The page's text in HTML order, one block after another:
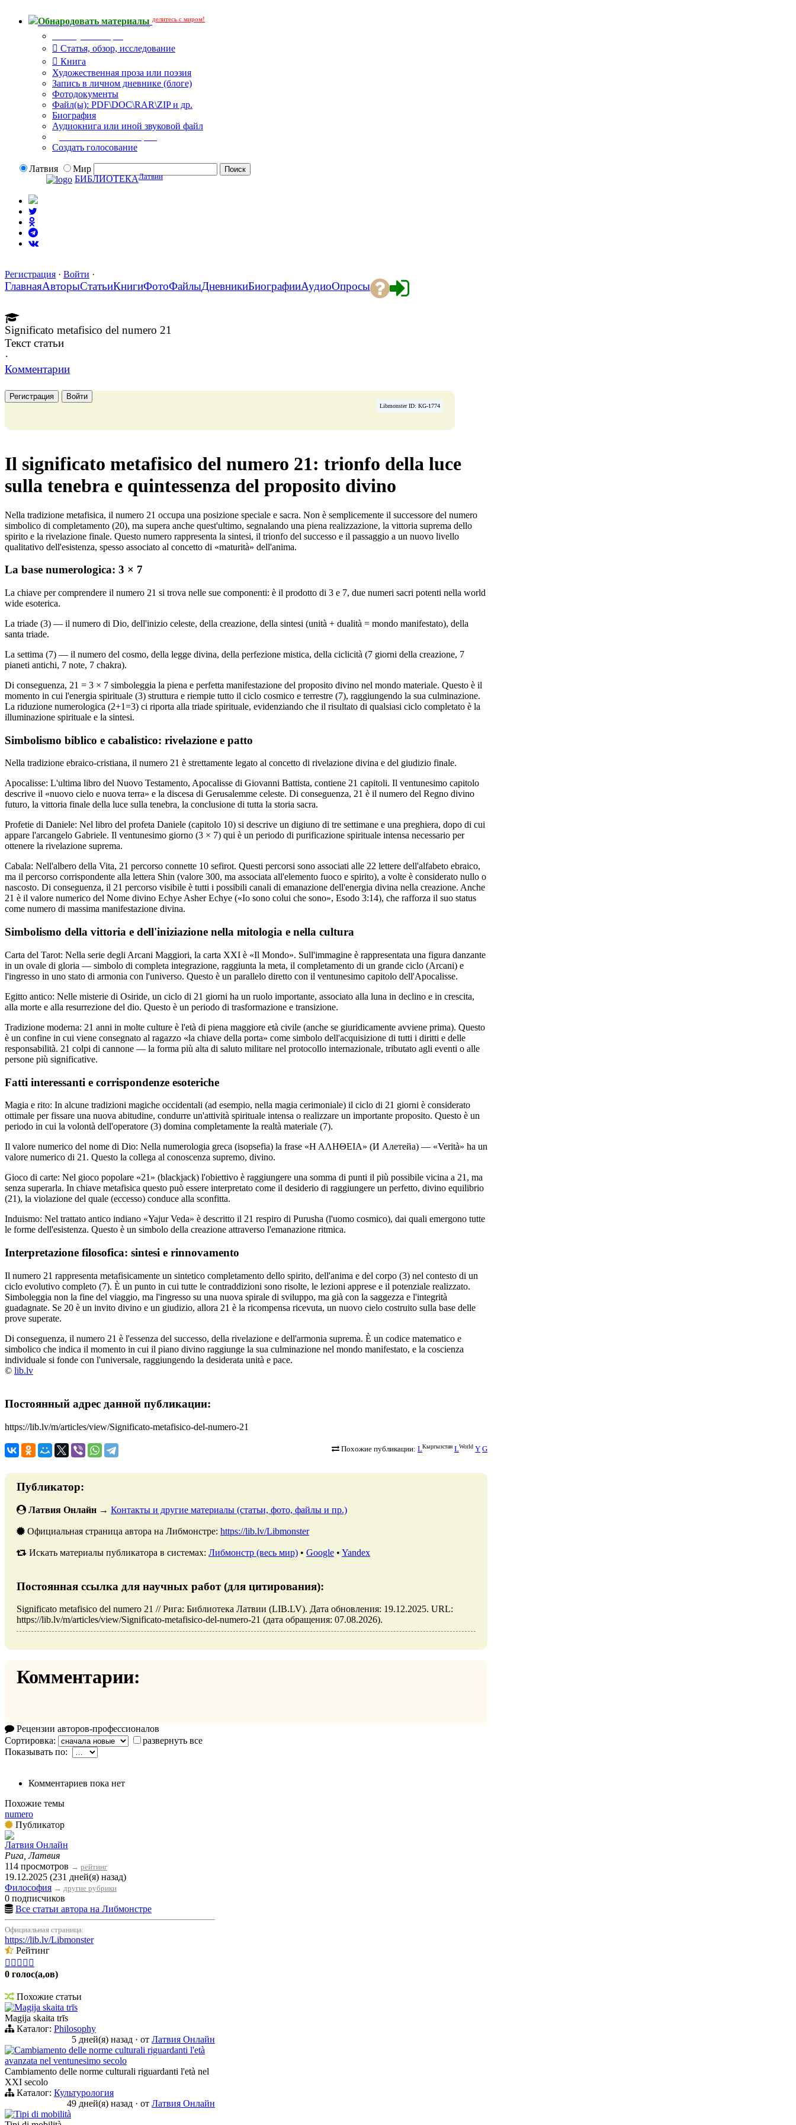
Обнародовать материалы делитесь с миром!
Статья, обзор, исследование
Книга
Художественная проза или поэзия
Запись в личном дневнике (блоге)
Фотодокументы
Файл(ы): PDF\DOC\RAR\ZIP и др.
Биография
Аудиокнига или иной звуковой файл
Создать голосование
Латвия
Мир
БИБЛИОТЕКАЛатвии
Регистрация · Войти ·
ГлавнаяАвторыСтатьиКнигиФотоФайлыДневникиБиографииАудиоОпросы
Significato metafisico del numero 21
Текст статьи
·
Комментарии
Регистрация Войти
Libmonster ID: KG-1774
Il significato metafisico del numero 21: trionfo della luce
sulla tenebra e quintessenza del proposito divino
Nella tradizione metafisica, il numero 21 occupa una posizione speciale e sacra. Non è semplicemente il successore del numero
simbolico di completamento (20), ma supera anche quest'ultimo, segnalando una piena realizzazione, la vittoria suprema dello
spirito e la rivelazione finale. Questo numero rappresenta la sintesi, il trionfo del successo e il passaggio a un nuovo livello
qualitativo dell'esistenza, spesso associato al concetto di «maturità» dell'anima.
La base numerologica: 3 × 7
La chiave per comprendere il numero 21 si trova nelle sue componenti: è il prodotto di 3 e 7, due numeri sacri potenti nella world
wide esoterica.
La triade (3) — il numero di Dio, dell'inizio celeste, della creazione, della sintesi (unità + dualità = mondo manifestato), della
santa triade.
La settima (7) — il numero del cosmo, della legge divina, della perfezione mistica, della ciclicità (7 giorni della creazione, 7
pianeti antichi, 7 note, 7 chakra).
Di conseguenza, 21 = 3 × 7 simboleggia la piena e perfetta manifestazione del proposito divino nel mondo materiale. Questo è il
momento in cui l'energia spirituale (3) struttura e riempie tutto il ciclo cosmico e terrestre (7), raggiungendo la sua culminazione.
La riduzione numerologica (2+1=3) ci riporta alla triade spirituale, evidenziando che il risultato di qualsiasi ciclo completato è la
illuminazione spirituale e la sintesi.
Simbolismo biblico e cabalistico: rivelazione e patto
Nella tradizione ebraico-cristiana, il numero 21 è strettamente legato al concetto di rivelazione divina e del giudizio finale.
Apocalisse: L'ultima libro del Nuovo Testamento, Apocalisse di Giovanni Battista, contiene 21 capitoli. Il ventunesimo capitolo
descrive il «nuovo cielo e nuova terra» e la discesa di Gerusalemme celeste. Di conseguenza, 21 è il numero del Regno divino
futuro, la vittoria finale della luce sulla tenebra, la conclusione di tutta la storia sacra.
Profetie di Daniele: Nel libro del profeta Daniele (capitolo 10) si descrive un digiuno di tre settimane e una preghiera, dopo di cui
appare l'arcangelo Gabriele. Il ventunesimo giorno (3 × 7) qui è un periodo di purificazione spirituale intensa necessario per
ottenere la rivelazione suprema.
Cabala: Nell'albero della Vita, 21 percorso connette 10 sefirot. Questi percorsi sono associati alle 22 lettere dell'alfabeto ebraico,
ma il percorso corrispondente alla lettera Shin (valore 300, ma associata all'elemento fuoco e spirito), a volte è considerato nullo o
nascosto. Di conseguenza, il 21 percorso visibile è tutti i possibili canali di emanazione dell'energia divina nella creazione. Anche
21 è il valore numerico del Nome divino Echye Asher Echye («Io sono colui che sono», Esodo 3:14), che rafforza il suo status
come numero di massima manifestazione divina.
Simbolismo della vittoria e dell'iniziazione nella mitologia e nella cultura
Carta del Tarot: Nella serie degli Arcani Maggiori, la carta XXI è «Il Mondo». Sull'immagine è rappresentata una figura danzante
in un ovale di gloria — simbolo di completa integrazione, raggiunta la meta, il completamento di un grande ciclo (Arcani) e
l'ingresso in uno stato di armonia con l'universo. Questo è un parallelo diretto con il ventunesimo capitolo dell'Apocalisse.
Egitto antico: Nelle misterie di Osiride, un ciclo di 21 giorni ha un ruolo importante, associato alla luna in declino e in crescita,
alla morte e alla resurrezione del dio. Questo è un periodo di trasformazione e transizione.
Tradizione moderna: 21 anni in molte culture è l'età di piena maggiore età civile (anche se giuridicamente avviene prima). Questo
è un confine in cui viene consegnato al ragazzo «la chiave della porta» come simbolo dell'acquisizione di tutti i diritti e delle
responsabilità. 21 colpi di cannone — la forma più alta di saluto militare nel protocollo internazionale, tributato agli eventi o alle
persone più significative.
Fatti interessanti e corrispondenze esoteriche
Magia e rito: In alcune tradizioni magiche occidentali (ad esempio, nella magia cerimoniale) il ciclo di 21 giorni è considerato
ottimale per fissare una nuova abitudine, condurre un'attività spirituale intensa o realizzare un importante proposito. Questo è un
periodo in cui la volontà dell'operatore (3) domina completamente la realtà materiale (7).
Il valore numerico del nome di Dio: Nella numerologia greca (isopsefia) la frase «Η ΑΛΗΘΕΙΑ» (И Алетейа) — «Verità» ha un
valore numerico di 21. Questo la collega al conoscenza supremo, divino.
Gioco di carte: Nel gioco popolare «21» (blackjack) l'obiettivo è raggiungere una somma di punti il più possibile vicina a 21, ma
senza superarla. In chiave metafisica questo può essere interpretato come il desiderio di raggiungere un perfetto, divino equilibrio
(21), la violazione del quale (eccesso) conduce alla sconfitta.
Induismo: Nel trattato antico indiano «Yajur Veda» è descritto il 21 respiro di Purusha (l'uomo cosmico), dai quali emergono tutte
le forme dell'esistenza. Questo è un simbolo della creazione attraverso l'emanazione ritmica.
Interpretazione filosofica: sintesi e rinnovamento
Il numero 21 rappresenta metafisicamente un sintetico completamento dello spirito, dell'anima e del corpo (3) nel contesto di un
ciclo evolutivo completo (7). È un punto in cui tutte le contraddizioni sono risolte, le lezioni apprese e il potenziale realizzato.
Simboleggia non la fine del viaggio, ma l'ingresso su una nuova spirale di sviluppo, ma già con la saggezza e l'integrità
guadagnate. Se 20 è un invito divino e un giudizio, allora 21 è la ricompensa ricevuta, un nuovo cielo costruito sulla base delle
prove superate.
Di conseguenza, il numero 21 è l'essenza del successo, della rivelazione e dell'armonia suprema. È un codice matematico e
simbolico che indica il momento in cui il piano divino raggiunge la sua culminazione nel mondo manifestato, e la coscienza
individuale si fonde con l'universale, raggiungendo la desiderata unità e pace.
© lib.lv
Постоянный адрес данной публикации:
https://lib.lv/m/articles/view/Significato-metafisico-del-numero-21
Похожие публикации: LКыргызстан LWorld Y G
Публикатор:
Латвия Онлайн → Контакты и другие материалы (статьи, фото, файлы и пр.)
Официальная страница автора на Либмонстре: https://lib.lv/Libmonster
Искать материалы публикатора в системах: Либмонстр (весь мир) • Google • Yandex
Постоянная ссылка для научных работ (для цитирования):
Significato metafisico del numero 21 // Рига: Библиотека Латвии (LIB.LV). Дата обновления: 19.12.2025. URL:
https://lib.lv/m/articles/view/Significato-metafisico-del-numero-21 (дата обращения: 07.08.2026).
Комментарии:
Рецензии авторов-профессионалов
Сортировка:
развернуть все
Показывать по:
Комментариев пока нет
Похожие темы
numero
Публикатор
Латвия Онлайн
Рига, Латвия
114 просмотров → рейтинг
19.12.2025 (231 дней(я) назад)
Философия → другие рубрики
0 подписчиков
Все статьи автора на Либмонстре
Официальная страница:
https://lib.lv/Libmonster
Рейтинг
    
0 голос(а,ов)
Похожие статьи
Magija skaita trīs
Magija skaita trīs
Каталог: Philosophy
5 дней(я) назад · от Латвия Онлайн
Cambiamento delle norme culturali riguardanti l'età
avanzata nel ventunesimo secolo
Cambiamento delle norme culturali riguardanti l'età nel
XXI secolo
Каталог: Культурология
49 дней(я) назад · от Латвия Онлайн
Tipi di mobilità